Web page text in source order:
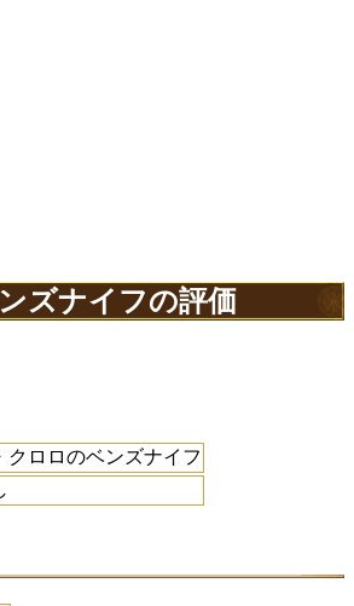
ズナイフの評価
クロロのベンズナイフ